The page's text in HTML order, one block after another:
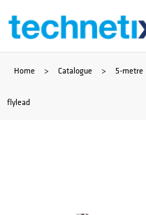
Zum
springen
Home > Catalogue > 5-metre
flylead